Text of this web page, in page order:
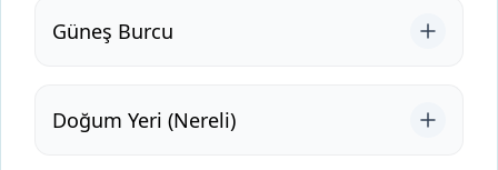
Güneş Burcu
Doğum Yeri (Nereli)